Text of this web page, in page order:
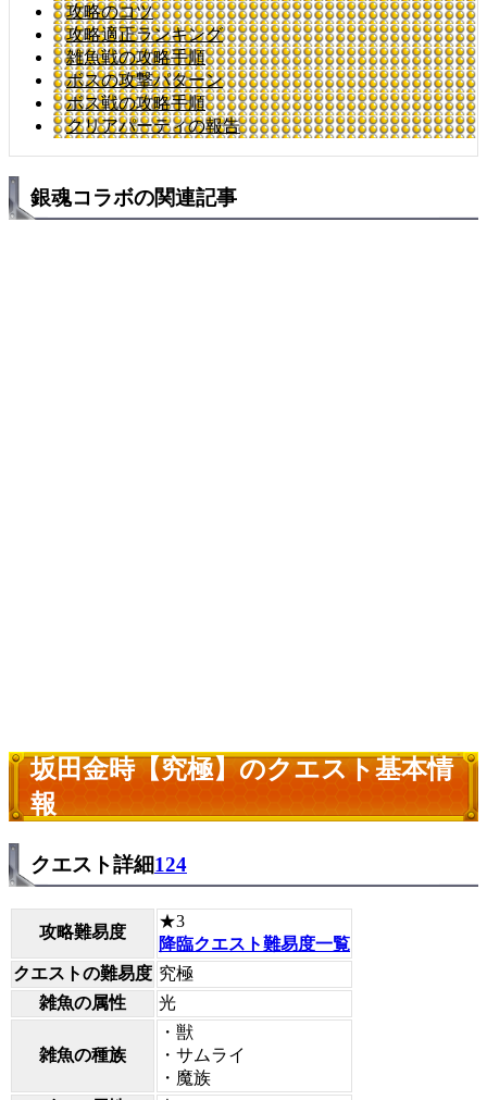
攻略のコツ
攻略適正ランキング
雑魚戦の攻略手順
ボスの攻撃パターン
ボス戦の攻略手順
クリアパーティの報告
銀魂コラボの関連記事
坂田金時【究極】のクエスト基本情
報
クエスト詳細124
攻略難易度
★3
降臨クエスト難易度一覧
クエストの難易度 究極
雑魚の属性
光
雑魚の種族
・獣
・サムライ
・魔族